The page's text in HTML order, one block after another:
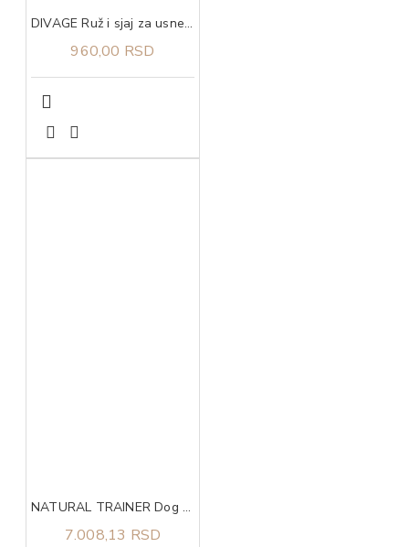
DIVAGE Ruž i sjaj za usne good vibes hypnotic fucsia 03
960,00 RSD
NATURAL TRAINER Dog sa svežom piletinom za štence velikih rasa 12kg
7.008,13 RSD